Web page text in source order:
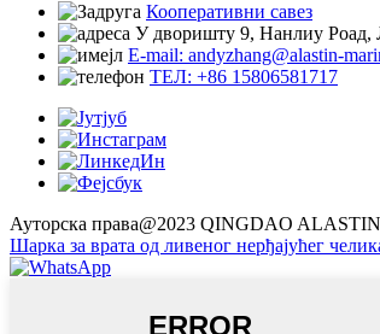
Кооперативни савез
У дворишту 9, Нанлиу Роад,
E-mail: andyzhang@alastin-
ТЕЛ: +86 15806581717
Ауторска права@2023 QINGDAO
Шарка за врата од ливеног нерђајућег